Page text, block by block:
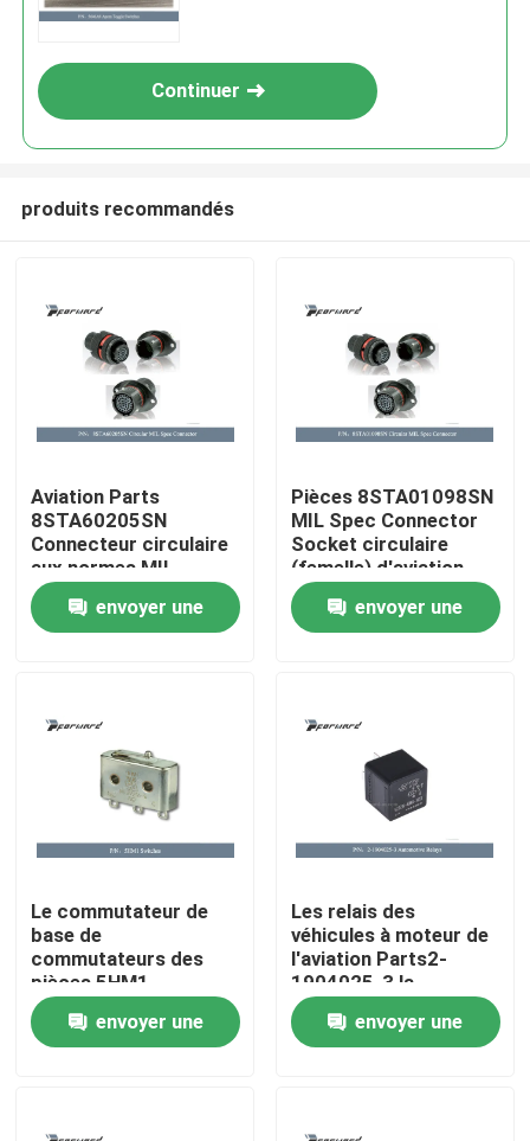
Produits
Vidéos
Visite de l'usine
Contrôle de la qualité
Nous contacter
Nouvelles
Demandez un devis
Pièces d'aviation
Continuer
produits recommandés
Aviation Parts
8STA60205SN
Connecteur circulaire
aux normes MIL
(femelle)
envoyer une
Pièces 8STA01098SN
MIL Spec Connector
Socket circulaire
(femelle) d'aviation
envoyer une
Le commutateur de
base de
commutateurs des
pièces 5HM1
d'aviation
fonctionnent DESSUS
- (), - (DESSUS)
envoyer une
Les relais des
véhicules à moteur de
l'aviation Parts2-
1904025-3 la
résistance de bobine
255 ohmsenvoyer une